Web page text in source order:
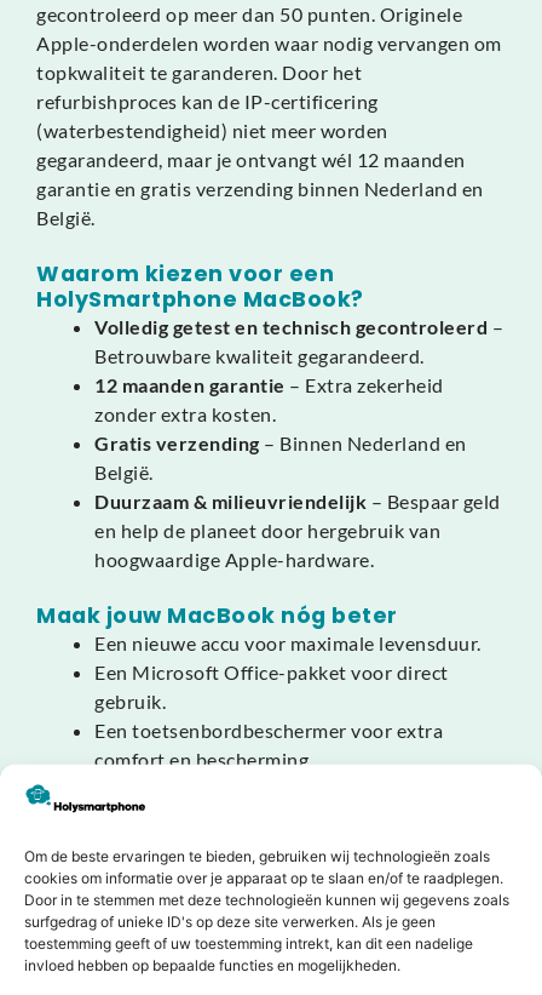
Om de beste ervaringen te bieden, gebruiken wij technologieën zoals
cookies om informatie over je apparaat op te slaan en/of te raadplegen.
Door in te stemmen met deze technologieën kunnen wij gegevens zoals
surfgedrag of unieke ID's op deze site verwerken. Als je geen
toestemming geeft of uw toestemming intrekt, kan dit een nadelige
invloed hebben op bepaalde functies en mogelijkheden.
gecontroleerd op meer dan 50 punten. Originele
Apple-onderdelen worden waar nodig vervangen om
topkwaliteit te garanderen. Door het
refurbishproces kan de IP-certificering
(waterbestendigheid) niet meer worden
gegarandeerd, maar je ontvangt wél 12 maanden
garantie en gratis verzending binnen Nederland en
België.
Waarom kiezen voor een
HolySmartphone MacBook?
Volledig getest en technisch gecontroleerd –
Betrouwbare kwaliteit gegarandeerd.
12 maanden garantie – Extra zekerheid
zonder extra kosten.
Gratis verzending – Binnen Nederland en
België.
Duurzaam & milieuvriendelijk – Bespaar geld
en help de planeet door hergebruik van
hoogwaardige Apple-hardware.
Maak jouw MacBook nóg beter
Een nieuwe accu voor maximale levensduur.
Een Microsoft Office-pakket voor direct
gebruik.
Een toetsenbordbeschermer voor extra
comfort en bescherming.
Slim kiezen, slim besparen. Bestel vandaag nog
jouw refurbished MacBook Pro 14″ (2021) M1 Max
bij HolySmartphone en ervaar ongeëvenaarde
prestaties, premium design en betrouwbaarheid op
professioneel niveau.